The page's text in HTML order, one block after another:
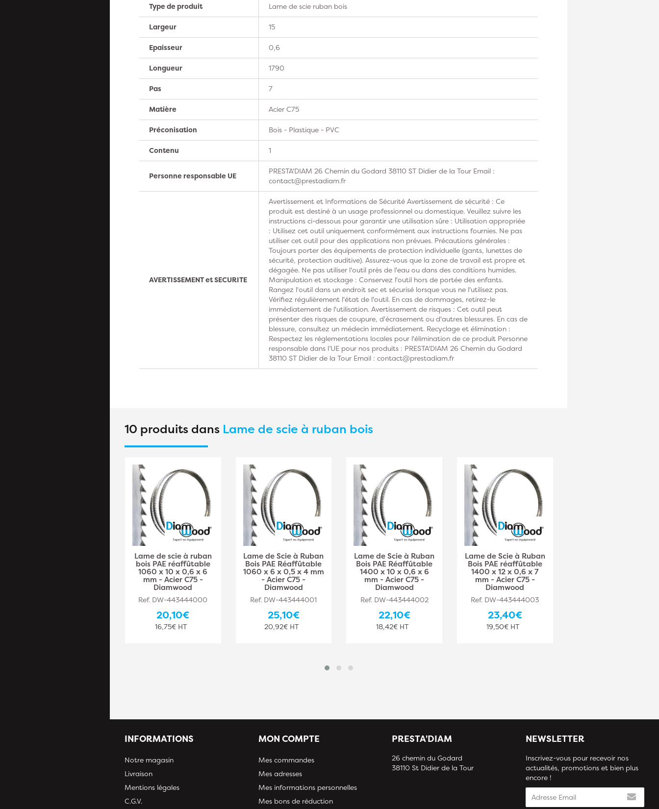
Type de produit Lame de scie ruban bois
Largeur 15
Epaisseur 0,6
Longueur 1790
Pas 7
Matière Acier C75
Préconisation Bois - Plastique - PVC
Contenu 1
Personne responsable UE
PRESTA'DIAM 26 Chemin du Godard 38110 ST Didier de la Tour Email :
contact@prestadiam.fr
AVERTISSEMENT et SECURITE
Avertissement et Informations de Sécurité Avertissement de sécurité : Ce
produit est destiné à un usage professionnel ou domestique. Veuillez suivre les
instructions ci-dessous pour garantir une utilisation sûre : Utilisation appropriée
: Utilisez cet outil uniquement conformément aux instructions fournies. Ne pas
utiliser cet outil pour des applications non prévues. Précautions générales :
Toujours porter des équipements de protection individuelle (gants, lunettes de
sécurité, protection auditive). Assurez-vous que la zone de travail est propre et
dégagée. Ne pas utiliser l'outil près de l'eau ou dans des conditions humides.
Manipulation et stockage : Conservez l'outil hors de portée des enfants.
Rangez l'outil dans un endroit sec et sécurisé lorsque vous ne l'utilisez pas.
Vérifiez régulièrement l'état de l'outil. En cas de dommages, retirez-le
immédiatement de l'utilisation. Avertissement de risques : Cet outil peut
présenter des risques de coupure, d'écrasement ou d'autres blessures. En cas de
blessure, consultez un médecin immédiatement. Recyclage et élimination :
Respectez les réglementations locales pour l'élimination de ce produit Personne
responsable dans l’UE pour nos produits : PRESTA'DIAM 26 Chemin du Godard
38110 ST Didier de la Tour Email : contact@prestadiam.fr
10 produits dans Lame de scie à ruban bois
Lame de scie à ruban
bois PAE réaffûtable
1060 x 10 x 0,6 x 6
mm - Acier C75 -
Diamwood
Ref. DW-443444000
20,10€
16,75€ HT
Lame de Scie à Ruban
Bois PAE Réaffûtable
1060 x 6 x 0,5 x 4 mm
- Acier C75 -
Diamwood
Ref. DW-443444001
25,10€
20,92€ HT
Lame de Scie à Ruban
Bois PAE Réaffûtable
1400 x 10 x 0,6 x 6
mm - Acier C75 -
Diamwood
Ref. DW-443444002
22,10€
18,42€ HT
Lame de Scie à Ruban
Bois PAE réaffûtable
1400 x 12 x 0,6 x 7
mm - Acier C75 -
Diamwood
Ref. DW-443444003
23,40€
19,50€ HT
INFORMATIONS
Notre magasin
Livraison
Mentions légales
C.G.V.
MON COMPTE
Mes commandes
Mes adresses
Mes informations personnelles
Mes bons de réduction
PRESTA'DIAM
26 chemin du Godard
38110 St Didier de la Tour
NEWSLETTER
Inscrivez-vous pour recevoir nos
actualités, promotions et bien plus
encore !